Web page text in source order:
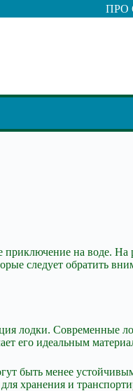
ПРО
на воде.
следует обратить
лодки. Современные
его идеальным
быть менее
хранения и